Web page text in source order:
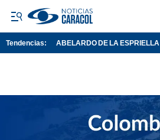
Tendencias: ABELARDO DE LA ESPRIELLA